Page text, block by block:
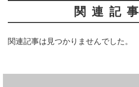
関連記事
関連記事は見つかりませんでした。